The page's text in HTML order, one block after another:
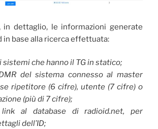
in dettaglio, le informazioni generate
in base alla ricerca effettuata:
che hanno il TG in statico;
del sistema connesso al master
ripetitore (6 cifre), utente (7 cifre) o
(più di 7 cifre);
al database di radioid.net, per
dell’ID;